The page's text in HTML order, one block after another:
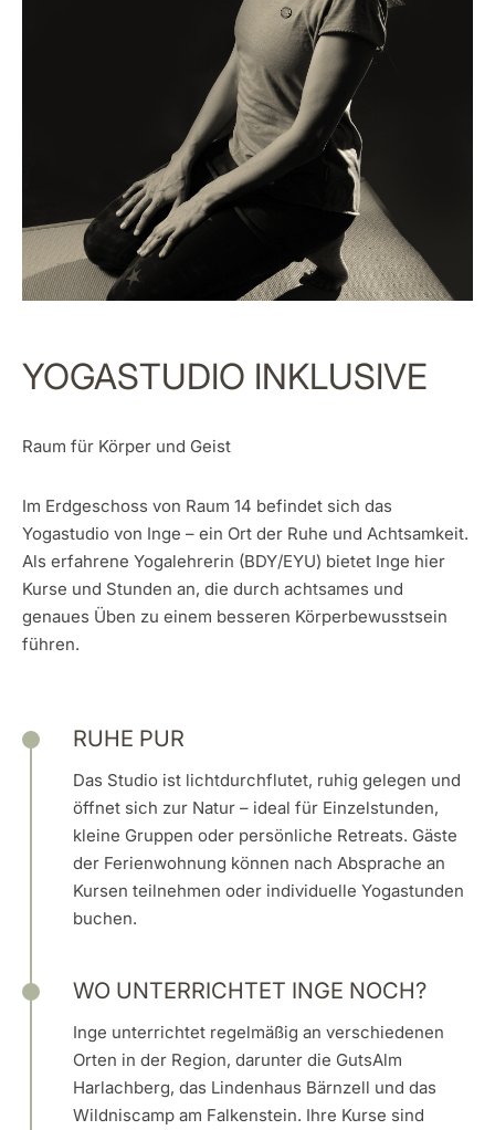
YOGASTUDIO INKLUSIVE
Raum für Körper und Geist
Im Erdgeschoss von Raum 14 befindet sich das
Yogastudio von Inge – ein Ort der Ruhe und Achtsamkeit.
Als erfahrene Yogalehrerin (BDY/EYU) bietet Inge hier
Kurse und Stunden an, die durch achtsames und
genaues Üben zu einem besseren Körperbewusstsein
führen.
RUHE PUR
Das Studio ist lichtdurchflutet, ruhig gelegen und
öffnet sich zur Natur – ideal für Einzelstunden,
kleine Gruppen oder persönliche Retreats. Gäste
der Ferienwohnung können nach Absprache an
Kursen teilnehmen oder individuelle Yogastunden
buchen.
WO UNTERRICHTET INGE NOCH?
Inge unterrichtet regelmäßig an verschiedenen
Orten in der Region, darunter die GutsAlm
Harlachberg, das Lindenhaus Bärnzell und das
Wildniscamp am Falkenstein. Ihre Kurse sind